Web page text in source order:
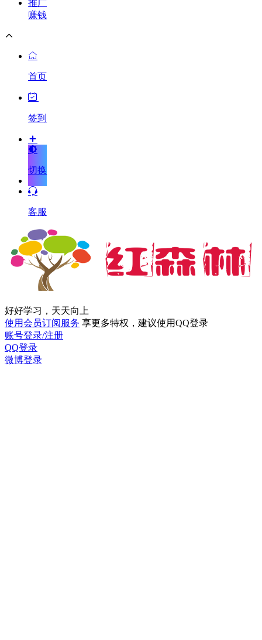
推广
赚钱
首页
签到
切换
客服
好好学习，天天向上
使用会员订阅服务 享更多特权，建议使用QQ登录
账号登录/注册
QQ登录
微博登录